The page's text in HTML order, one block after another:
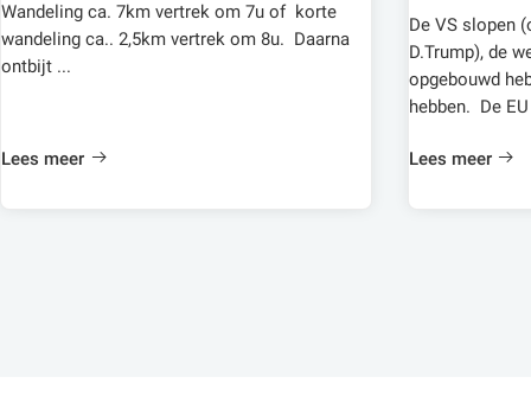
Wandeling ca. 7km vertrek om 7u of korte
wandeling ca.. 2,5km vertrek om 8u. Daarna
ontbijt ...
Lees meer
De VS slopen
D.Trump), de
opgebouwd
hebben. De
Lees meer